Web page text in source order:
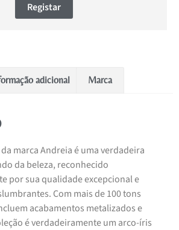
Registar
adicional Marca
marca Andreia é uma verdadeira
da beleza, reconhecido
por sua qualidade excepcional e
Com mais de 100 tons
acabamentos metalizados e
é verdadeiramente um arco-íris